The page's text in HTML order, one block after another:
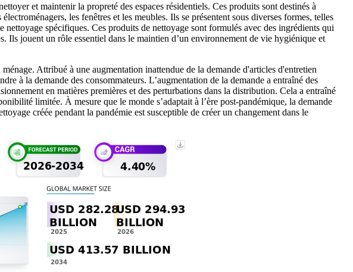
et maintenir la propreté des espaces résidentiels. Ces produits sont destinés à
les fenêtres et les meubles. Ils se présentent sous diverses formes, telles
spécifiques. Ces produits de nettoyage sont formulés avec des ingrédients qui
Ils jouent un rôle essentiel dans le maintien d’un environnement de vie hygiénique et
Attribué à une augmentation inattendue de la demande d'articles d'entretien
à la demande des consommateurs. L’augmentation de la demande a entraîné des
en matières premières et des perturbations dans la distribution. Cela a entraîné
limitée. À mesure que le monde s’adaptait à l’ère post-pandémique, la demande
créée pendant la pandémie est susceptible de créer un changement dans le